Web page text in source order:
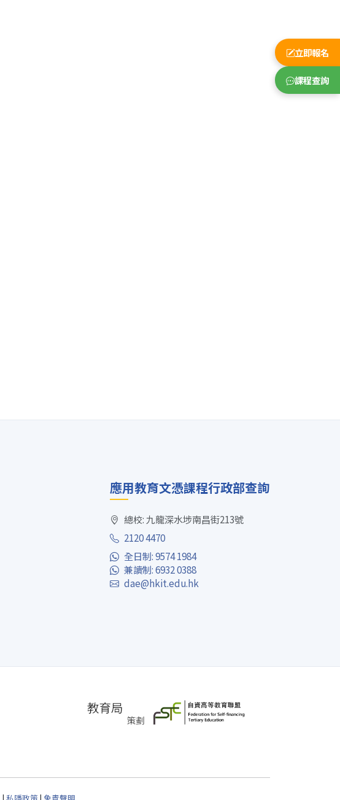
立即報名
課程查詢
應用教育文憑課程行政部查詢
總校: 九龍深水埗南昌街213號
2120 4470
全日制: 9574 1984
兼讀制: 6932 0388
dae@hkit.edu.hk
| 私隱政策| 免責聲明